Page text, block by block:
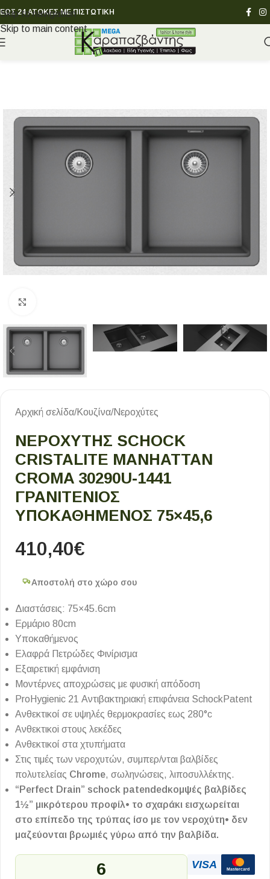
Skip to navigation
Skip to main content
ΕΩΣ 24 ΑΤΟΚΕΣ ΜΕ ΠΙΣΤΩΤΙΚΗ
Αρχική σελίδα/Κουζίνα/Νεροχύτες
ΝΕΡΟΧΥΤΗΣ SCHOCK
CRISTALITE MANHATTAN
CROMA 30290U-1441
ΓΡΑΝΙΤΕΝΙΟΣ
ΥΠΟΚΑΘΗΜΕΝΟΣ 75×45,6
410,40€
Αποστολή στο χώρο σου
Διαστάσεις: 75×45.6cm
Eρμάριο 80cm
Υποκαθήμενος
Ελαφρά Πετρώδες Φινίρισμα
Εξαιρετική εμφάνιση
Μοντέρνες αποχρώσεις με φυσική απόδοση
ProHygienic 21 Αντιβακτηριακή επιφάνεια SchockPatent
Aνθεκτικοί σε υψηλές θερμοκρασίες εως 280°c
Aνθεκτικοi στους λεκέδες
Aνθεκτικοί στα χτυπήματα
Στις τιμές των νεροχυτών, συμπερ/νται βαλβίδες
πολυτελείας Chrome, σωληνώσεις, λιποσυλλέκτης.
“Perfect Drain” schock patendedκομψές βαλβίδες
1½” μικρότερου προφίλ• το σχαράκι εισχωρείται
στο επίπεδο της τρύπας ίσο με τον νεροχύτη• δεν
μαζεύονται βρωμιές γύρω από την βαλβίδα.
6 VISA Mastercard